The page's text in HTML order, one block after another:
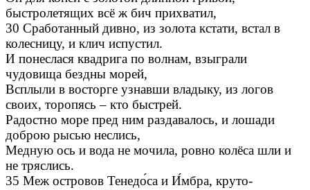
быстролетящих всё ж бич прихватил,
30 Сработанный дивно, из золота кстати, встал в
колесницу, и клич испустил.
И понеслася квадрига по волнам, взыграли
чудовища бездны морей,
Всплыли в восторге узнавши владыку, из логов
своих, торопясь – кто быстрей.
Радостно море пред ним раздавалось, и лошади
доброю рысью неслись,
Медную ось и вода не мочила, ровно колёса шли и
не тряслись.
35 Меж островов Тенедо́са и И́мбра, круто-